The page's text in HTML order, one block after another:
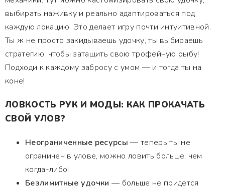
выбирать наживку и реально адаптироваться под
каждую локацию. Это делает игру почти интуитивной.
Ты ж не просто закидываешь удочку, ты выбираешь
стратегию, чтобы затащить свою трофейную рыбу!
Подходи к каждому забросу с умом — и тогда ты на
коне!
ЛОВКОСТЬ РУК И МОДЫ: КАК ПРОКАЧАТЬ
СВОЙ УЛОВ?
Неограниченные ресурсы — теперь ты не
ограничен в улове, можно ловить больше, чем
когда-либо!
Безлимитные удочки — больше не придется